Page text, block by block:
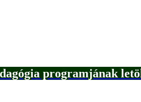
programjának